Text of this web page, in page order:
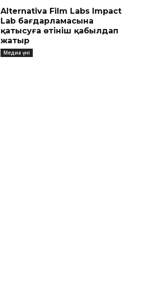
Alternativa Film Labs Impact
Lab бағдарламасына
қатысуға өтініш қабылдап
жатыр
Медиа үні